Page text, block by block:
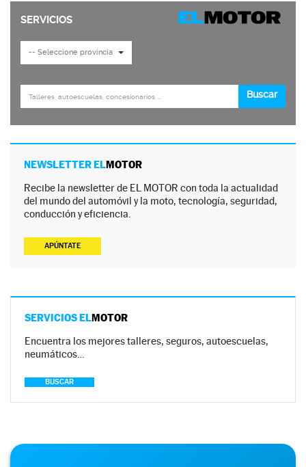
NEWSLETTER ELMOTOR
Recibe la newsletter de EL MOTOR con toda la actualidad
del mundo del automóvil y la moto, tecnología, seguridad,
conducción y eficiencia.
APÚNTATE
SERVICIOS ELMOTOR
Encuentra los mejores talleres, seguros, autoescuelas,
neumáticos…
BUSCAR